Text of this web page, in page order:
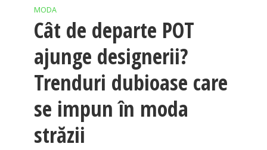
MODA
Cât de departe POT
ajunge designerii?
Trenduri dubioase care
se impun în moda
străzii